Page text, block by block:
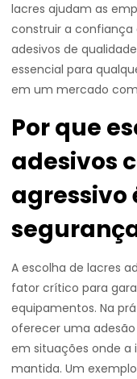
lacres ajudam as
construir a confiança
adesivos de
essencial para
em um mercado
Por que
adesivos
agressivo
A escolha de lacres
fator crítico para
equipamentos. Na
oferecer uma
em situações onde a
mantida. Um